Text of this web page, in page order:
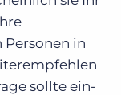
Personen in
sollte ein-